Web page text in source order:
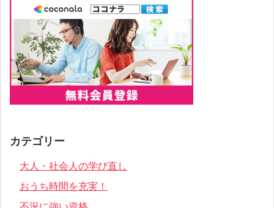
カテゴリー
大人・社会人の学び直し
おうち時間を充実！